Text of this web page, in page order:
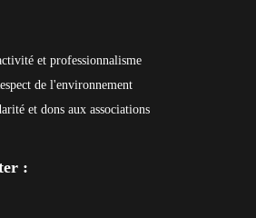
et professionnalisme
de l'environnement
et dons aux associations
: